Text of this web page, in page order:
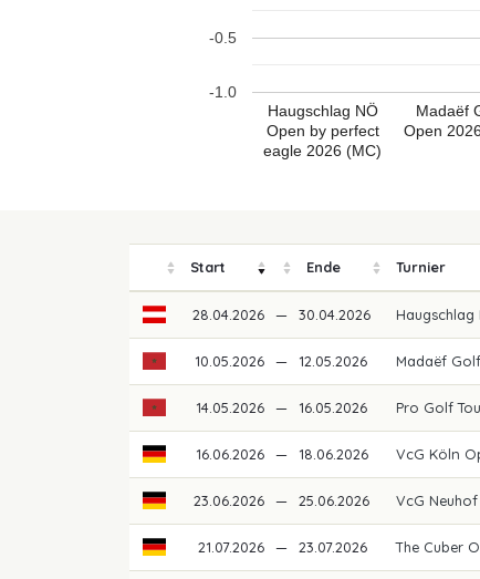
Haugschlag NÖ
Open by perfect
eagle 2026 (MC)
Madaëf
Open
-1.0
-0.5
Start Ende Turnier
28.04.2026 — 30.04.2026
10.05.2026 — 12.05.2026 Madaëf
14.05.2026 — 16.05.2026 Pro Golf
16.06.2026 — 18.06.2026 VcG Köln
23.06.2026 — 25.06.2026 VcG
21.07.2026 — 23.07.2026 The Cuber